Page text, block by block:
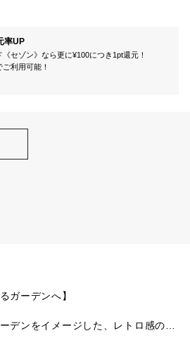
率UP
セゾン》なら更に¥100につき1pt還元！
利用可能！
ガーデンへ】
デンをイメージした、レトロ感のあ